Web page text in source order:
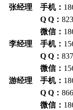
张经理 手机：
Q Q：
微信：
李经理 手机：
Q Q：
微信：
游经理 手机：
Q Q：
微信：